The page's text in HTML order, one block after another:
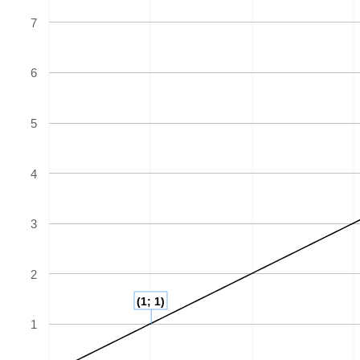
(1; 1)
1
2
3
4
5
6
7